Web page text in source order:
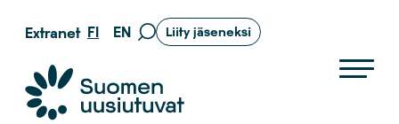
Siirry
sisältöön
Extranet FI EN
Siirry
Liity jäseneksi
Suomen uusiutuvat ry